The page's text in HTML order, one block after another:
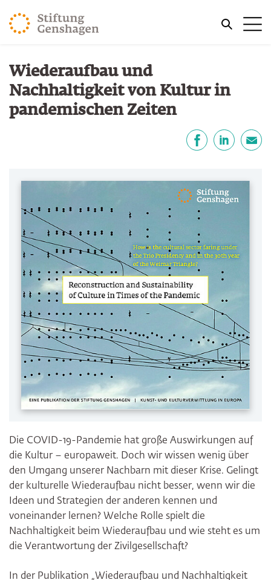
ZUM HAUPTINHALT SPRINGEN
ZUR SUCHE SPRINGEN
Sie befinden sich hier:
Start Publikationen
Wiederaufbau und
Nachhaltigkeit von Kultur in
pandemischen Zeiten
Die COVID-19-Pandemie hat große Auswirkungen auf
die Kultur – europaweit. Doch wir wissen wenig über
den Umgang unserer Nachbarn mit dieser Krise. Gelingt
der kulturelle Wiederaufbau nicht besser, wenn wir die
Ideen und Strategien der anderen kennen und
voneinander lernen? Welche Rolle spielt die
Nachhaltigkeit beim Wiederaufbau und wie steht es um
die Verantwortung der Zivilgesellschaft?
In der Publikation „Wiederaufbau und Nachhaltigkeit